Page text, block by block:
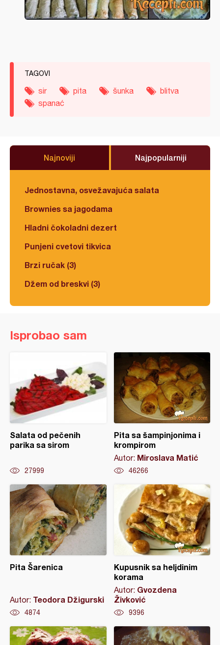
TAGOVI
sir pita šunka
blitva
spanać
Najnoviji Najpopularniji
Jednostavna, osvežavajuća salata
Brownies sa jagodama
Hladni čokoladni dezert
Punjeni cvetovi tikvica
Brzi ručak (3)
Džem od breskvi (3)
Isprobao sam
Salata od pečenih
parika sa sirom
27999
Pita sa šampinjonima i
krompirom
Autor: Miroslava Matić
46266
Pita Šarenica
Autor: Teodora Džigurski
4874
Kupusnik sa heljdinim
korama
Autor: Gvozdena
Živković
9396